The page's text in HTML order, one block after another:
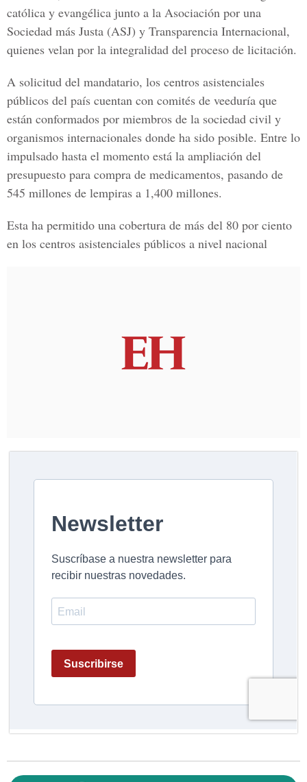
católica y evangélica junto a la Asociación por una
Sociedad más Justa (ASJ) y Transparencia Internacional,
quienes velan por la integralidad del proceso de licitación.
A solicitud del mandatario, los centros asistenciales
públicos del país cuentan con comités de veeduría que
están conformados por miembros de la sociedad civil y
organismos internacionales donde ha sido posible. Entre lo
impulsado hasta el momento está la ampliación del
presupuesto para compra de medicamentos, pasando de
545 millones de lempiras a 1,400 millones.
Esta ha permitido una cobertura de más del 80 por ciento
en los centros asistenciales públicos a nivel nacional